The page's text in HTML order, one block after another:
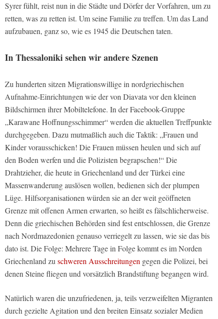
Syrer fühlt, reist nun in die Städte und Dörfer der Vorfahren, um zu
retten, was zu retten ist. Um seine Familie zu treffen. Um das Land
aufzubauen, ganz so, wie es 1945 die Deutschen taten.
In Thessaloniki sehen wir andere Szenen
Zu hunderten sitzen Migrationswillige in nordgriechischen
Aufnahme-Einrichtungen wie der von Diavata vor den kleinen
Bildschirmen ihrer Mobiltelefone. In der Facebook-Gruppe
„Karawane Hoffnungsschimmer“ werden die aktuellen Treffpunkte
durchgegeben. Dazu mutmaßlich auch die Taktik: „Frauen und
Kinder vorausschicken! Die Frauen müssen heulen und sich auf
den Boden werfen und die Polizisten begrapschen!“ Die
Drahtzieher, die heute in Griechenland und der Türkei eine
Massenwanderung auslösen wollen, bedienen sich der plumpen
Lüge. Hilfsorganisationen würden sie an der weit geöffneten
Grenze mit offenen Armen erwarten, so heißt es fälschlicherweise.
Denn die griechischen Behörden sind fest entschlossen, die Grenze
nach Nordmazedonien genauso verriegelt zu lassen, wie sie das bis
dato ist. Die Folge: Mehrere Tage in Folge kommt es im Norden
Griechenland zu schweren Ausschreitungen gegen die Polizei, bei
denen Steine fliegen und vorsätzlich Brandstiftung begangen wird.
Natürlich waren die unzufriedenen, ja, teils verzweifelten Migranten
durch gezielte Agitation und den breiten Einsatz sozialer Medien